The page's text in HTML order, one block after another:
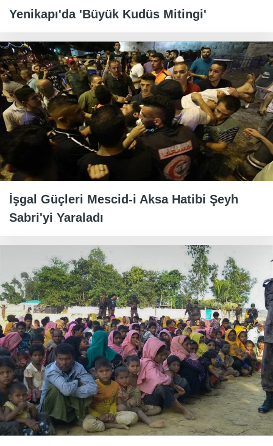
Yenikapı'da 'Büyük Kudüs Mitingi'
İşgal Güçleri Mescid-i Aksa Hatibi Şeyh
Sabri'yi Yaraladı